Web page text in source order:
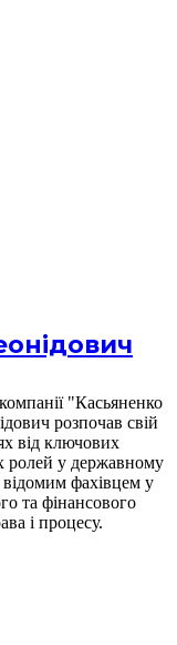
"Касьяненко
розпочав свій
від ключових
ролей у державному
відомим фахівцем у
та фінансового
і процесу.